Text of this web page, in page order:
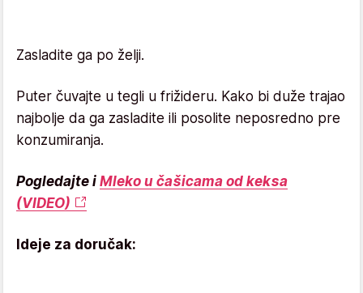
Zasladite ga po želji.
Puter čuvajte u tegli u frižideru. Kako bi duže trajao
najbolje da ga zasladite ili posolite neposredno pre
konzumiranja.
Pogledajte i Mleko u čašicama od keksa
(VIDEO)
Ideje za doručak: